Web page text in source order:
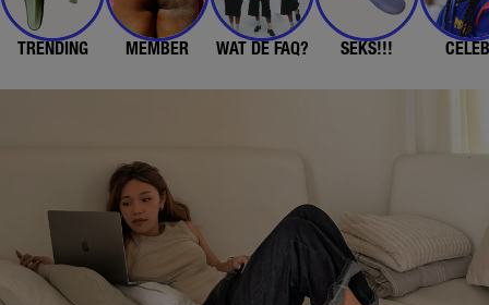
TRENDING MEMBER WAT DE FAQ? SEKS!!!